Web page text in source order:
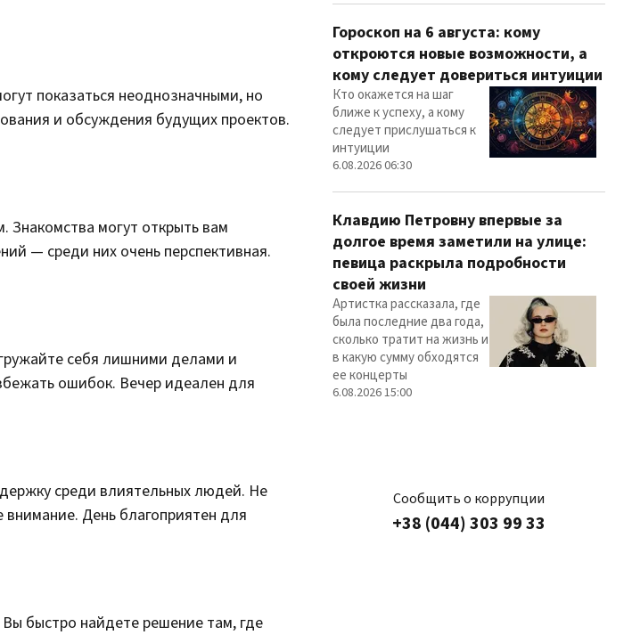
показаться неоднозначными, но
и обсуждения будущих проектов.
могут открыть вам
— среди них очень перспективная.
себя лишними делами и
ошибок. Вечер идеален для
среди влиятельных людей. Не
День благоприятен для
быстро найдете решение там, где
Гороскоп на 6 августа: кому
откроются новые возможности, а
кому следует довериться интуиции
Кто окажется на шаг
ближе к успеху, а кому
следует прислушаться к
интуиции
6.08.2026 06:30
Клавдию Петровну впервые за
долгое время заметили на улице:
певица раскрыла подробности
своей жизни
Артистка рассказала, где
была последние два года,
сколько тратит на жизнь и
в какую сумму обходятся
ее концерты
6.08.2026 15:00
Сообщить о коррупции
+38 (044) 303 99 33